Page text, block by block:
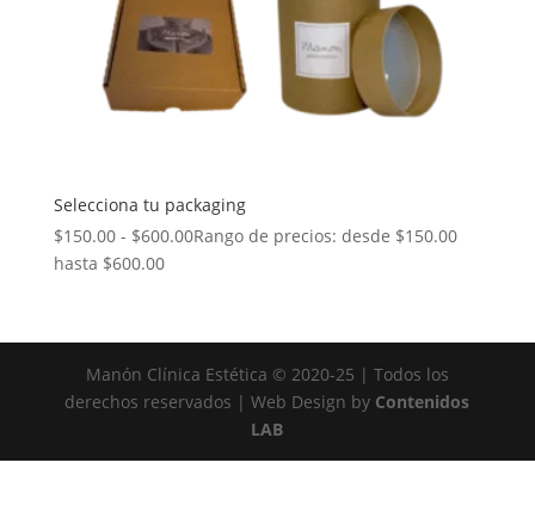
Selecciona tu packaging
$150.00 - $600.00Rango de precios: desde $150.00
hasta $600.00
Manón Clínica Estética © 2020-25 | Todos los
derechos reservados | Web Design by Contenidos
LAB